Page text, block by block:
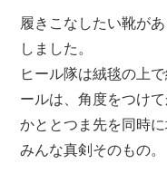
履きこなしたい靴が
しました。
ヒール隊は絨毯の上
ールは、角度をつけ
かととつま先を同時に
みんな真剣そのもの。